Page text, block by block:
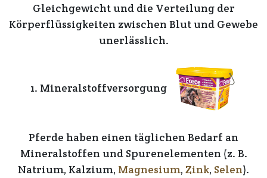
Gleichgewichtund die Verteilungder
Körperflüssigkeiten zwischen Blutund Gewebe
unerlässlich.
1. Mineralstoffversorgung
Pferde haben einen täglichen Bedarf an
Mineralstoffen und Spurenelementen (z. B.
Natrium, Kalzium, Magnesium, Zink, Selen).